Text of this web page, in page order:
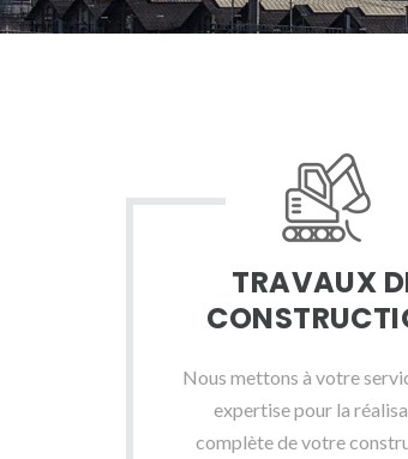
TRAVAUX
Nous mettons à votre
expertise pour la
complète de votre